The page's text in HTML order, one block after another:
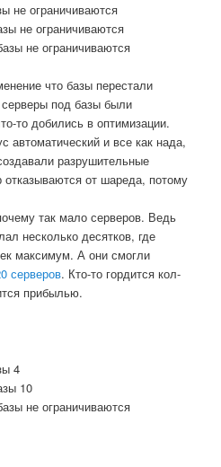
не ограничиваются
не ограничиваются
не ограничиваются
что базы перестали
серверы под базы были
то добились в оптимизации.
автоматический и все как нада,
разрушительные
от шареда, потому
так мало серверов. Ведь
несколько десятков, где
максимум. А они смогли
серверов. Кто-то гордится кол-
прибылью.
4
10
не ограничиваются